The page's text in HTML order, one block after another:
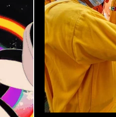
Oliver
Seccion
jorge carlos